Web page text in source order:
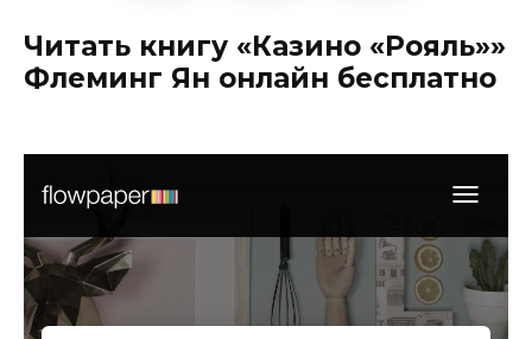
Читать книгу «Казино «Рояль»»
Флеминг Ян онлайн бесплатно